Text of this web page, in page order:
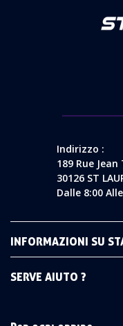
Indirizzo :
189 Rue
30126 ST
Dalle 8:00
INFORMAZIONI SU
SERVE AIUTO ?